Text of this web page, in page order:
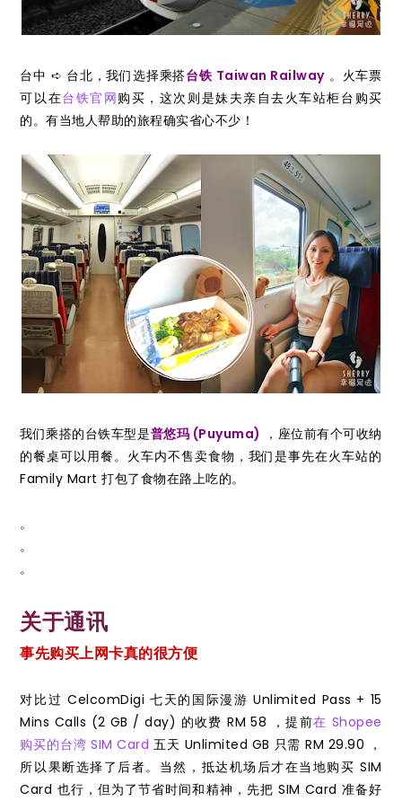
台中 ➪ 台北，我们选择乘搭台铁 Taiwan Railway。火车票
可以在台铁官网购买，这次则是妹夫亲自去火车站柜台购买
的。有当地人帮助的旅程确实省心不少！
我们乘搭的台铁车型是普悠玛 (Puyuma)
，座位前有个可收纳
的餐桌可以用餐。火车内不售卖食物，我们是事先在火车站的
Family Mart 打包了食物在路上吃的。
。
。
。
关于通讯
事先购买上网卡真的很方便
对比过 CelcomDigi 七天的国际漫游 Unlimited Pass + 15
Mins Calls (2 GB / day) 的收费 RM 58 ，提前在 Shopee
购买的台湾 SIM Card 五天 Unlimited GB 只需 RM 29.90 ，
所以果断选择了后者。当然，抵达机场后才在当地购买 SIM
Card 也行，但为了节省时间和精神，先把 SIM Card 准备好